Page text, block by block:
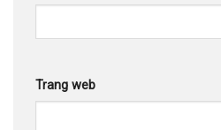
Trang web